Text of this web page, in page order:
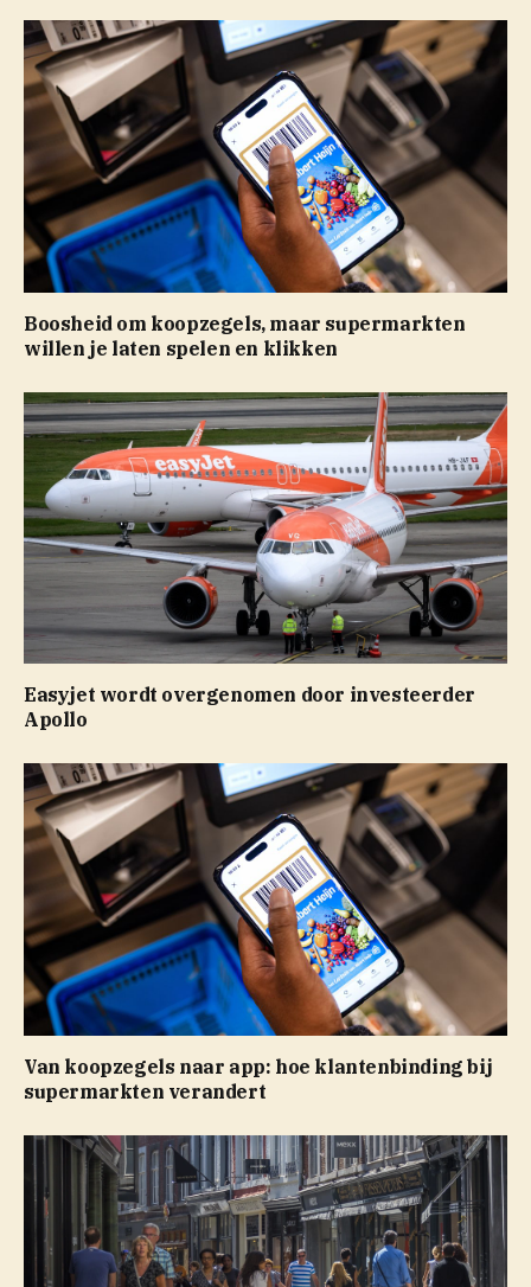
Boosheid om koopzegels, maar supermarkten
willen je laten spelen en klikken
Easyjet wordt overgenomen door investeerder
Apollo
Van koopzegels naar app: hoe klantenbinding bij
supermarkten verandert